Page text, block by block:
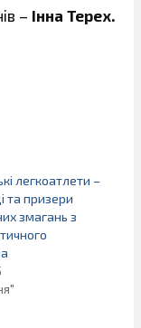
– Інна Терех.
легкоатлети –
та призери
змагань з